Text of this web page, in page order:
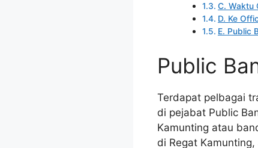
C. Waktu
D. Ke
E. Public
Public
Terdapat pelbagai
di pejabat Public
Kamunting atau
di Regat